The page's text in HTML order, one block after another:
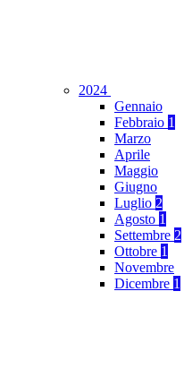
2024
Gennaio
Febbraio 1
Marzo
Aprile
Maggio
Giugno
Luglio 2
Agosto 1
Settembre 2
Ottobre 1
Novembre
Dicembre 1